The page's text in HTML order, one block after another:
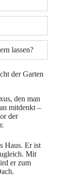
lassen?
der Garten
den man
mitdenkt –
der
Haus. Er ist
Mit
er zum